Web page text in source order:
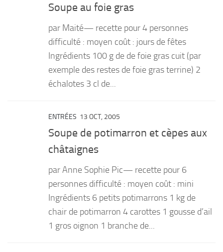
Soupe au foie gras
par Maité— recette pour 4 personnes
difficulté : moyen coût : jours de fêtes
Ingrédients 100 g de de foie gras cuit (par
exemple des restes de foie gras terrine) 2
échalotes 3 cl de...
ENTRÉES 13 OCT, 2005
Soupe de potimarron et cèpes aux
châtaignes
par Anne Sophie Pic— recette pour 6
personnes difficulté : moyen coût : mini
Ingrédients 6 petits potimarrons 1 kg de
chair de potimarron 4 carottes 1 gousse d’ail
1 gros oignon 1 branche de...